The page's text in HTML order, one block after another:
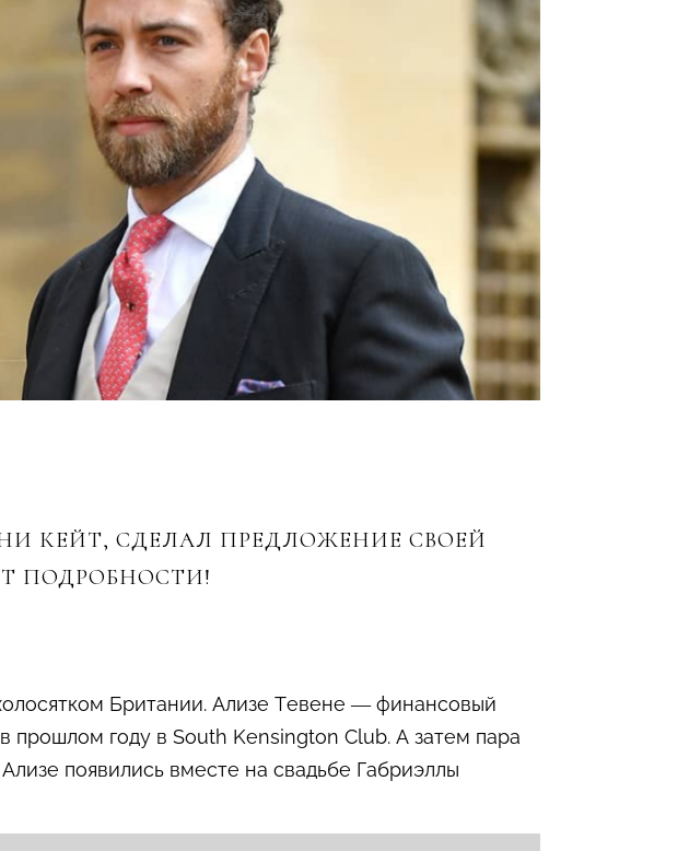
КЕЙТ, СДЕЛАЛ ПРЕДЛОЖЕНИЕ СВОЕЙ
ПОДРОБНОСТИ!
Британии. Ализе Тевене — финансовый
году в South Kensington Club. А затем пара
появились вместе на свадьбе Габриэллы